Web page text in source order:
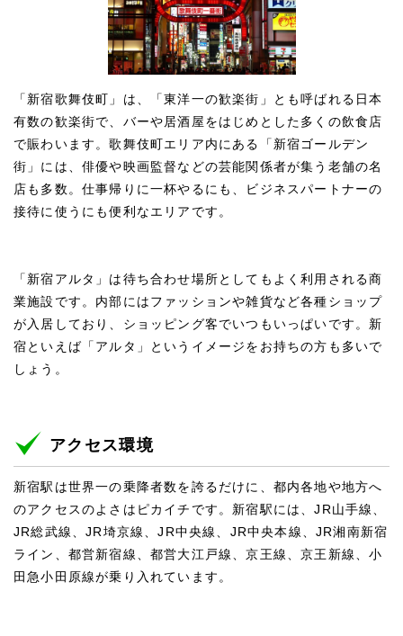
「新宿歌舞伎町」は、「東洋一の歓楽街」とも呼ばれる日本
有数の歓楽街で、バーや居酒屋をはじめとした多くの飲食店
で賑わいます。歌舞伎町エリア内にある「新宿ゴールデン
街」には、俳優や映画監督などの芸能関係者が集う老舗の名
店も多数。仕事帰りに一杯やるにも、ビジネスパートナーの
接待に使うにも便利なエリアです。
「新宿アルタ」は待ち合わせ場所としてもよく利用される商
業施設です。内部にはファッションや雑貨など各種ショップ
が入居しており、ショッピング客でいつもいっぱいです。新
宿といえば「アルタ」というイメージをお持ちの方も多いで
しょう。
アクセス環境
新宿駅は世界一の乗降者数を誇るだけに、都内各地や地方へ
のアクセスのよさはピカイチです。新宿駅には、JR山手線、
JR総武線、JR埼京線、JR中央線、JR中央本線、JR湘南新宿
ライン、都営新宿線、都営大江戸線、京王線、京王新線、小
田急小田原線が乗り入れています。